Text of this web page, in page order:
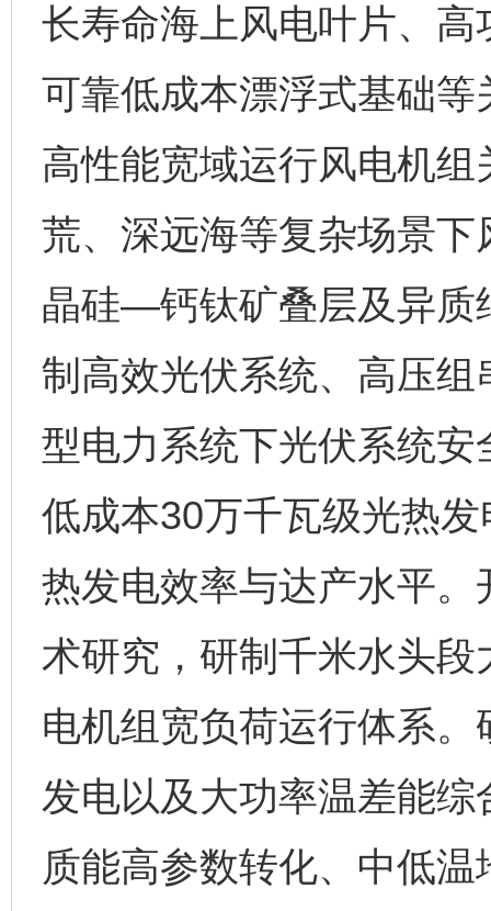
长寿命海上风电叶片、
可靠低成本漂浮式基础
高性能宽域运行风电机
荒、深远海等复杂场景
晶硅—钙钛矿叠层及异质
制高效光伏系统、高压
型电力系统下光伏系统
低成本30万千瓦级光热
热发电效率与达产水平
术研究，研制千米水头
电机组宽负荷运行体系
发电以及大功率温差能
质能高参数转化、中低